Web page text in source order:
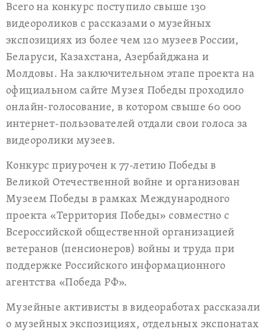
Всего на конкурс поступило свыше 130
видеороликов с рассказами о музейных
экспозициях из более чем 120 музеев России,
Беларуси, Казахстана, Азербайджана и
Молдовы. На заключительном этапе проекта на
официальном сайте Музея Победы проходило
онлайн-голосование, в котором свыше 60 000
интернет-пользователей отдали свои голоса за
видеоролики музеев.
Конкурс приурочен к 77-летию Победы в
Великой Отечественной войне и организован
Музеем Победы в рамках Международного
проекта «Территория Победы» совместно с
Всероссийской общественной организацией
ветеранов (пенсионеров) войны и труда при
поддержке Российского информационного
агентства «Победа РФ».
Музейные активисты в видеоработах рассказали
о музейных экспозициях, отдельных экспонатах